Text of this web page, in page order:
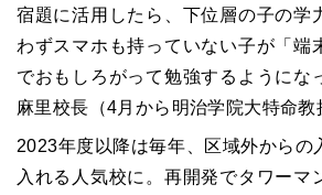
宿題に活用したら、下位層の子の学
わずスマホも持っていない子が「端
でおもしろがって勉強するようにな
麻里校長（4月から明治学院大特命教
2023年度以降は毎年、区域外からの
入れる人気校に。再開発でタワーマ